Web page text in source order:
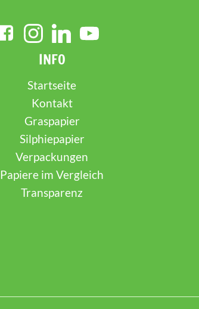
INFO
Startseite
Kontakt
Graspapier
Silphiepapier
Verpackungen
Papiere im Vergleich
Transparenz